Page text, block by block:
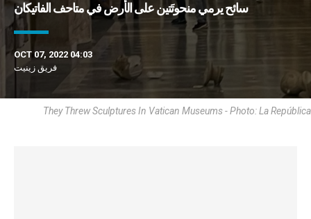
سائح يرمي منحوتَتين على الأرض في متاحف الفاتيكان
OCT 07, 2022 04:03
فريق زينيت
They Threw Sculptures In Vatican Museums - Photo: La República